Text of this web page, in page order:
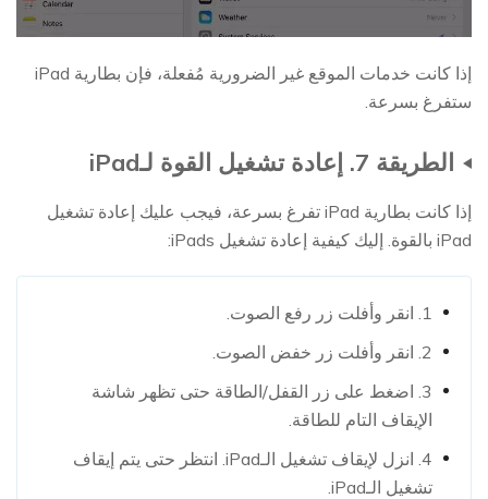
إذا كانت خدمات الموقع غير الضرورية مُفعلة، فإن بطارية iPad
ستفرغ بسرعة.
الطريقة 7. إعادة تشغيل القوة لـiPad
إذا كانت بطارية iPad تفرغ بسرعة، فيجب عليك إعادة تشغيل
iPad بالقوة. إليك كيفية إعادة تشغيل iPads:
1. انقر وأفلت زر رفع الصوت.
2. انقر وأفلت زر خفض الصوت.
3. اضغط على زر القفل/الطاقة حتى تظهر شاشة
الإيقاف التام للطاقة.
4. انزل لإيقاف تشغيل الـiPad. انتظر حتى يتم إيقاف
تشغيل الـiPad.